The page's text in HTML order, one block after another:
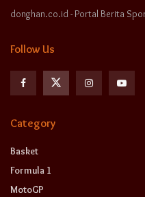
donghan.co.id - Portal Berita
Follow Us
Category
Basket
Formula 1
MotoGP